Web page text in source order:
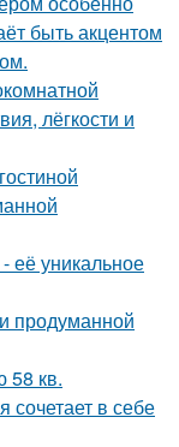
быть акцентом
лёгкости и
её уникальное
продуманной
58 кв.
сочетает в себе